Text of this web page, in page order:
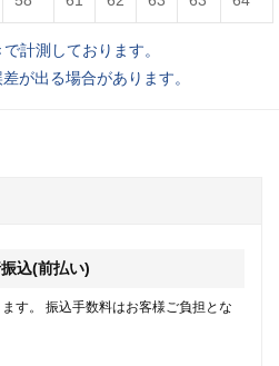
計測しております。
が出る場合があります。
込(前払い)
す。 振込手数料はお客様ご負担とな